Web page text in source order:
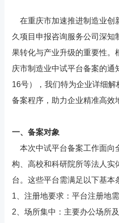
在重庆市加速推进制造业创
久项目申报咨询服务公司深知
果转化与产业升级的重要性。
庆市制造业中试平台备案的通
16号），我们特为企业详细解
备案程序，助力企业精准高效
一、备案对象
本次中试平台备案工作面向
构、高校和科研院所等法人实
台。这些平台需满足以下基本
1、注册地要求：平台注册地
2、场所集中：主要办公场所